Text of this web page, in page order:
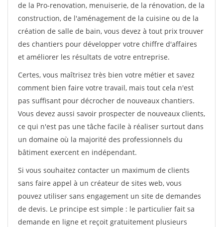
de la Pro-renovation, menuiserie, de la rénovation, de la
construction, de l'aménagement de la cuisine ou de la
création de salle de bain, vous devez à tout prix trouver
des chantiers pour développer votre chiffre d'affaires
et améliorer les résultats de votre entreprise.
Certes, vous maîtrisez très bien votre métier et savez
comment bien faire votre travail, mais tout cela n'est
pas suffisant pour décrocher de nouveaux chantiers.
Vous devez aussi savoir prospecter de nouveaux clients,
ce qui n'est pas une tâche facile à réaliser surtout dans
un domaine où la majorité des professionnels du
bâtiment exercent en indépendant.
Si vous souhaitez contacter un maximum de clients
sans faire appel à un créateur de sites web, vous
pouvez utiliser sans engagement un site de demandes
de devis. Le principe est simple : le particulier fait sa
demande en ligne et reçoit gratuitement plusieurs